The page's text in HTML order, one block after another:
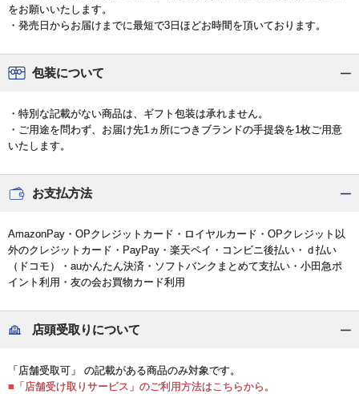
をお願いいたします。
・発売日からお届けまでに最短で3日ほどお時間を頂いております。
包装について
・特別な記載がない商品は、ギフト包装は承れません。
・ご用途を問わず、お届け先1ヵ所につきブランドの手提袋を1枚ご用意
いたします。
お支払方法
AmazonPay・OPクレジットカード・ロイヤルカード・OPクレジット以
外のクレジットカード・PayPay・楽天ペイ・コンビニ後払い・ｄ払い
（ドコモ）・auかんたん決済・ソフトバンクまとめて支払い・小田急ポ
イント利用・友の会お買物カード利用
店頭受取りについて
「店舗受取可」 の記載がある商品のみ対象です。
■「店舗受け取りサービス」のご利用方法はこちらから。